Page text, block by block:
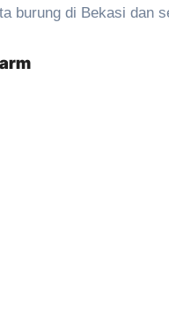
burung di Bekasi dan